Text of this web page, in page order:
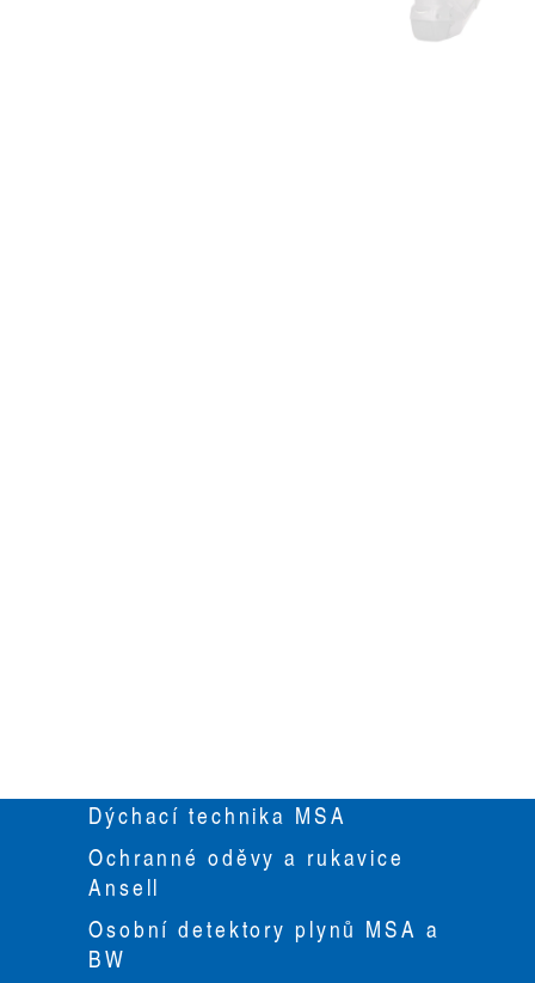
Dýchací technika MSA
Ochranné oděvy a rukavice
Ansell
Osobní detektory plynů MSA a
BW